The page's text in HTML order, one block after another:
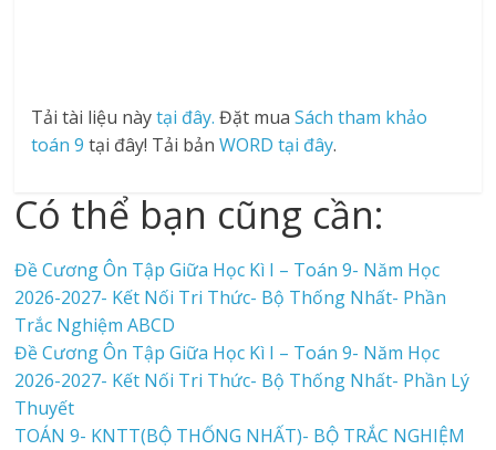
Tải tài liệu nàytại đây. Đặt muaSách tham khảo
toán 9 tại đây! Tải bảnWORD tại đây.
Có thể bạn cũng cần:
Đề Cương Ôn Tập Giữa Học Kì I – Toán 9- Năm Học
2026-2027- Kết Nối Tri Thức- Bộ Thống Nhất- Phần
Trắc Nghiệm ABCD
Đề Cương Ôn Tập Giữa Học Kì I – Toán 9- Năm Học
2026-2027- Kết Nối Tri Thức- Bộ Thống Nhất- Phần Lý
Thuyết
TOÁN 9- KNTT(BỘ THỐNG NHẤT)- BỘ TRẮC NGHIỆM